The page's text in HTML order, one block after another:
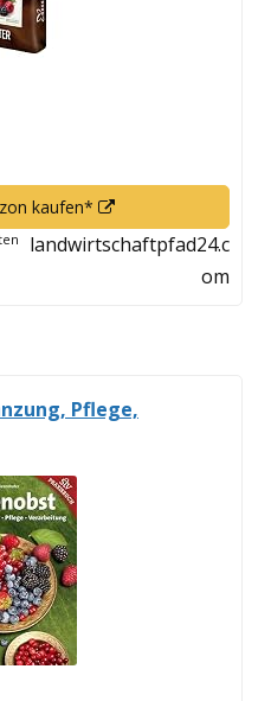
kaufen*
neuem
Fenster
landwirtschaftpfad24.c
om
Pflege,